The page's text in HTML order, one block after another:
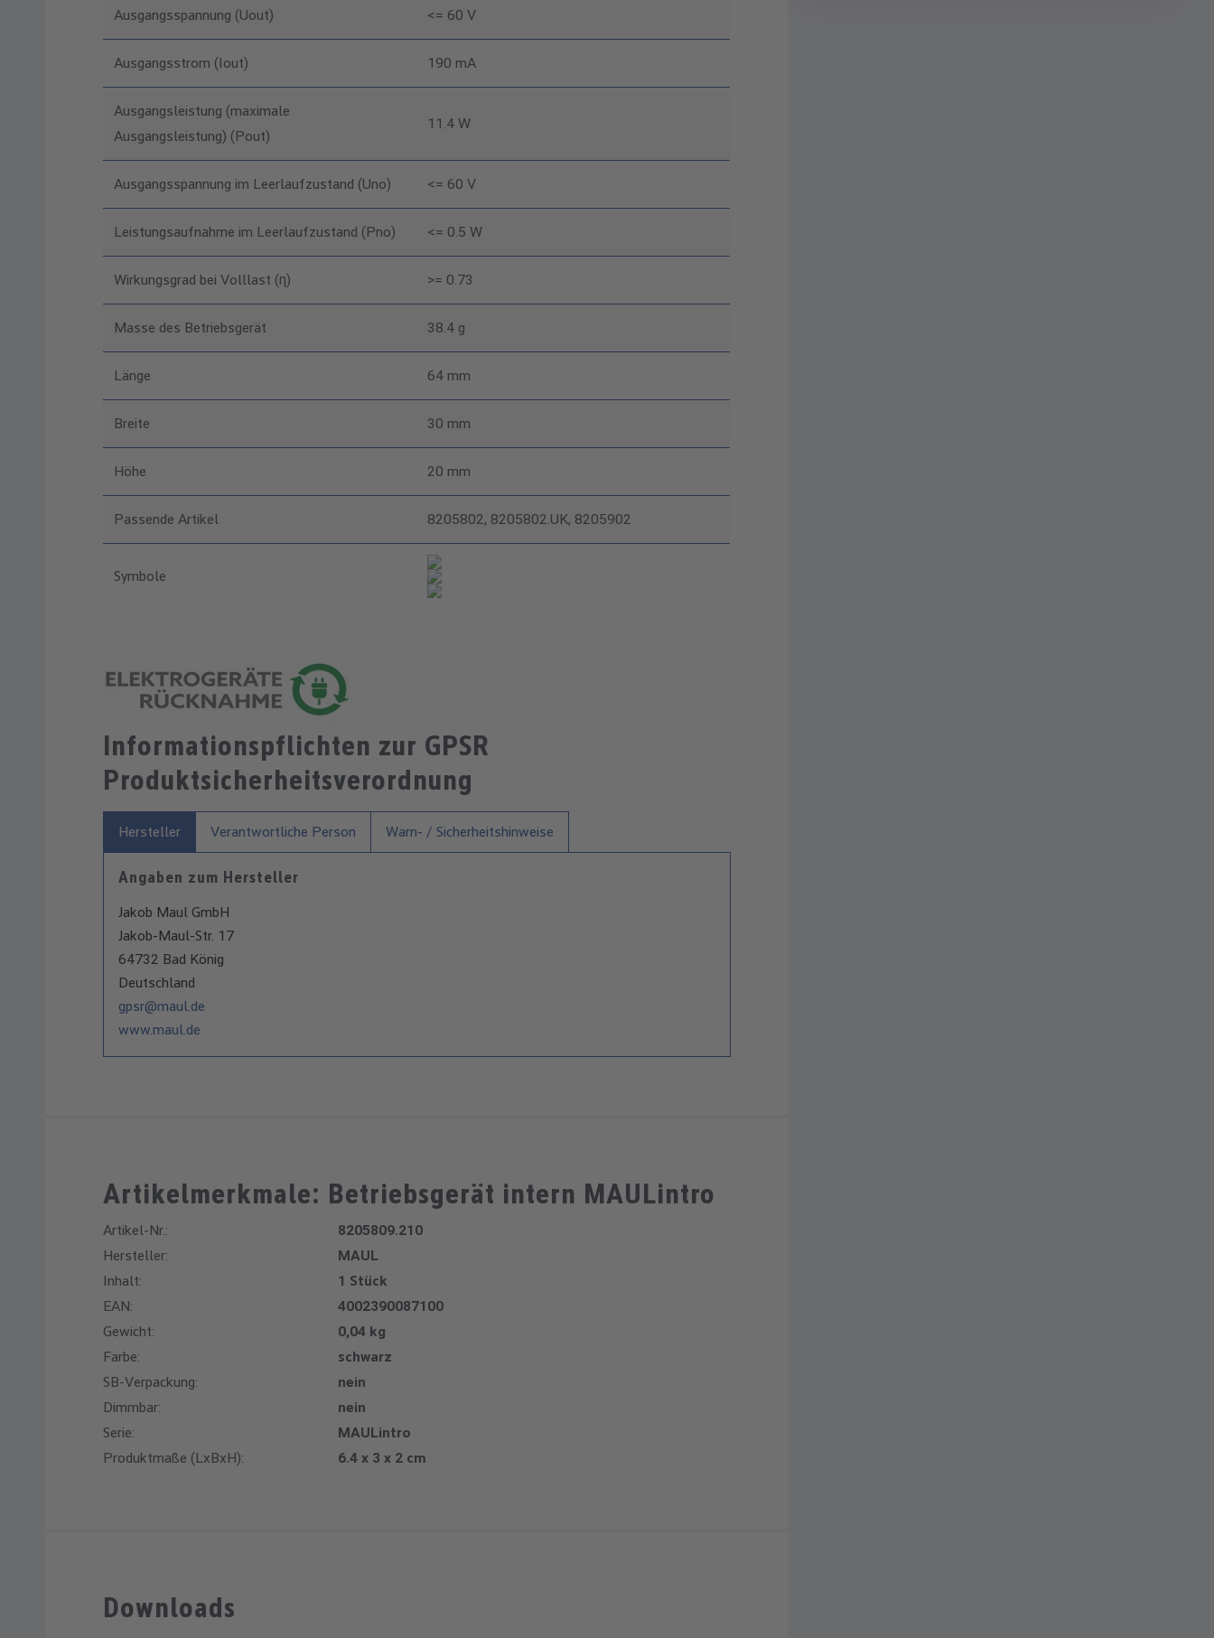
Ausgangsspannung (Uout) <= 60 V
Ausgangsstrom (Iout) 190 mA
Ausgangsleistung (maximale
Ausgangsleistung) (Pout)
11.4 W
Ausgangsspannung im Leerlaufzustand (Uno) <= 60 V
Leistungsaufnahme im Leerlaufzustand (Pno) <= 0.5 W
Wirkungsgrad bei Volllast (η) >= 0.73
Masse des Betriebsgerät 38.4 g
Länge 64 mm
Breite 30 mm
Höhe 20 mm
Passende Artikel 8205802, 8205802.UK, 8205902
Symbole
Informationspflichten zur GPSR
Produktsicherheitsverordnung
Hersteller Verantwortliche Person Warn- / Sicherheitshinweise
Angaben zum Hersteller
Jakob Maul GmbH
Jakob-Maul-Str. 17
64732 Bad König
Deutschland
gpsr@maul.de
www.maul.de
Artikelmerkmale: Betriebsgerät intern MAULintro
Artikel-Nr.:
8205809.210
Hersteller:
MAUL
Inhalt:
1 Stück
EAN:
4002390087100
Gewicht:
0,04 kg
Farbe:
schwarz
SB-Verpackung:
nein
Dimmbar:
nein
Serie:
MAULintro
Produktmaße (LxBxH):
6.4 x 3 x 2 cm
Downloads